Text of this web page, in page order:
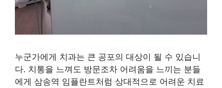
누군가에게 치과는 큰 공포의 대상이 될 수 있습니
다. 치통을 느껴도 방문조차 어려움을 느끼는 분들
에게 삼송역 임플란트처럼 상대적으로 어려운 치료